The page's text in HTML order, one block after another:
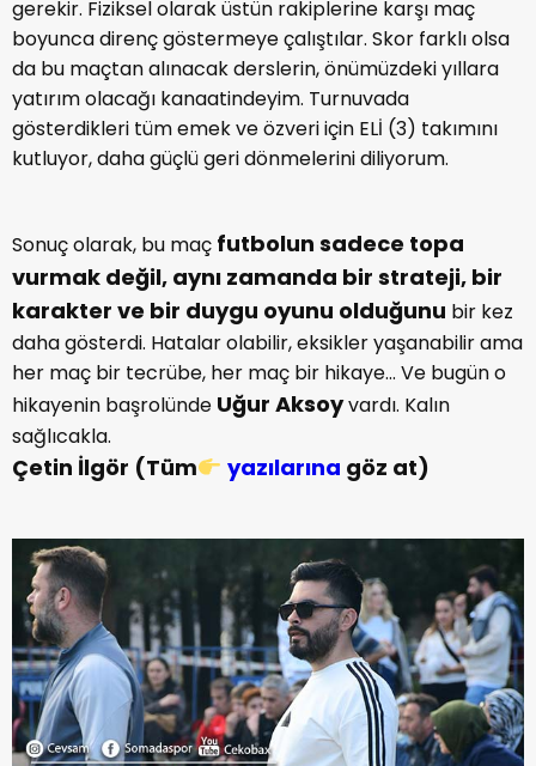
gerekir. Fiziksel olarak üstün rakiplerine karşı maç
boyunca direnç göstermeye çalıştılar. Skor farklı olsa
da bu maçtan alınacak derslerin, önümüzdeki yıllara
yatırım olacağı kanaatindeyim. Turnuvada
gösterdikleri tüm emek ve özveri için ELİ (3) takımını
kutluyor, daha güçlü geri dönmelerini diliyorum.
Sonuç olarak, bu maç futbolun sadece topa
vurmak değil, aynı zamanda bir strateji, bir
karakter ve bir duygu oyunu olduğunu bir kez
daha gösterdi. Hatalar olabilir, eksikler yaşanabilir ama
her maç bir tecrübe, her maç bir hikaye... Ve bugün o
hikayenin başrolünde Uğur Aksoyvardı. Kalın
sağlıcakla.
Çetin İlgör (Tüm yazılarına göz at)